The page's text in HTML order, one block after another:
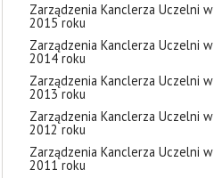
Zarządzenia Kanclerza Uczelni w
2015 roku
Zarządzenia Kanclerza Uczelni w
2014 roku
Zarządzenia Kanclerza Uczelni w
2013 roku
Zarządzenia Kanclerza Uczelni w
2012 roku
Zarządzenia Kanclerza Uczelni w
2011 roku